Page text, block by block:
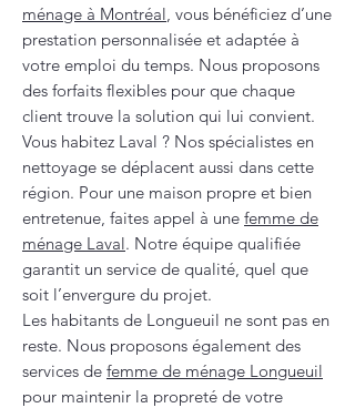
ménage à Montréal, vous bénéficiez d’une
prestation personnalisée et adaptée à
votre emploi du temps. Nous proposons
des forfaits flexibles pour que chaque
client trouve la solution qui lui convient.
Vous habitez Laval ? Nos spécialistes en
nettoyage se déplacent aussi dans cette
région. Pour une maison propre et bien
entretenue, faites appel à une femme de
ménage Laval. Notre équipe qualifiée
garantit un service de qualité, quel que
soit l’envergure du projet.
Les habitants de Longueuil ne sont pas en
reste. Nous proposons également des
services de femme de ménage Longueuil
pour maintenir la propreté de votre